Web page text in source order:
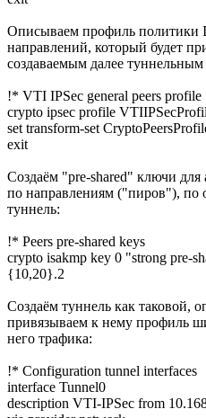
Описываем профиль политики
направлений, который будет
создаваемым далее
!* VTI IPSec general peers profile
crypto ipsec profile
set transform-set
exit
Создаём "pre-shared" ключи
по направлениям ("пиров"), по
туннель:
!* Peers pre-shared keys
crypto isakmp key 0 "strong pre-
{10,20}.2
Создаём туннель как таковой,
привязываем к нему профиль
него трафика:
!* Configuration tunnel interfaces
interface Tunnel0
description VTI-IPSec from